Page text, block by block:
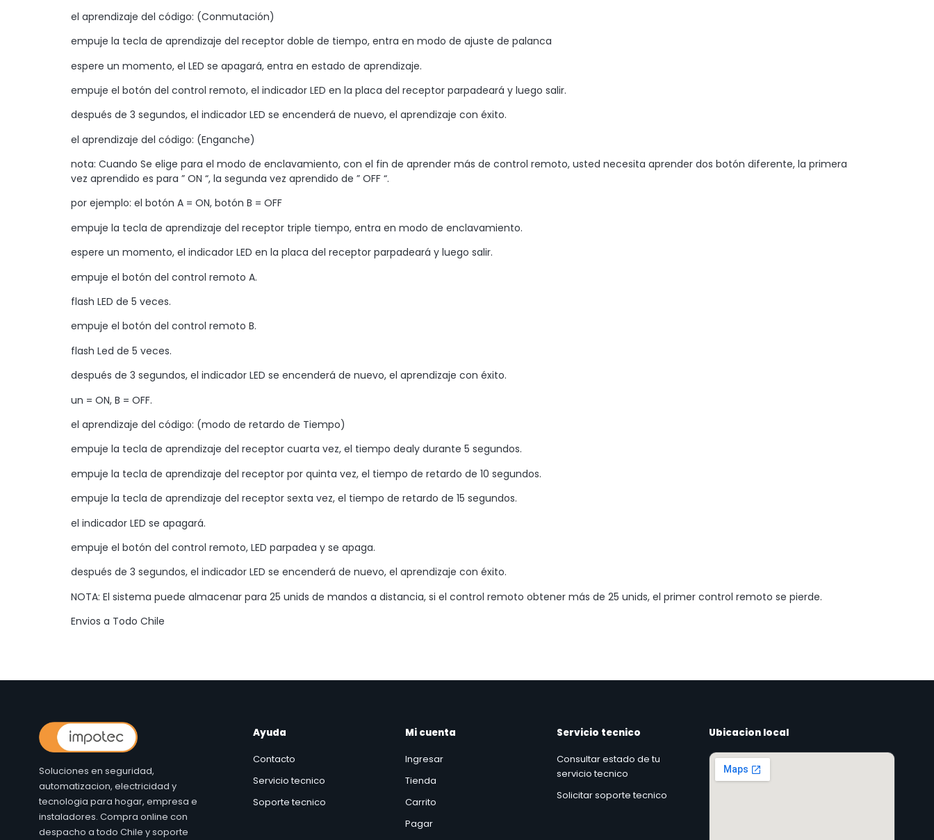
el aprendizaje del código: (Conmutación)
empuje la tecla de aprendizaje del receptor doble de tiempo, entra en modo de ajuste de palanca
espere un momento, el LED se apagará, entra en estado de aprendizaje.
empuje el botón del control remoto, el indicador LED en la placa del receptor parpadeará y luego salir.
después de 3 segundos, el indicador LED se encenderá de nuevo, el aprendizaje con éxito.
el aprendizaje del código: (Enganche)
nota: Cuando Se elige para el modo de enclavamiento, con el fin de aprender más de control remoto, usted necesita aprender dos botón diferente, la primera
vez aprendido es para ” ON “, la segunda vez aprendido de ” OFF “.
por ejemplo: el botón A = ON, botón B = OFF
empuje la tecla de aprendizaje del receptor triple tiempo, entra en modo de enclavamiento.
espere un momento, el indicador LED en la placa del receptor parpadeará y luego salir.
empuje el botón del control remoto A.
flash LED de 5 veces.
empuje el botón del control remoto B.
flash Led de 5 veces.
después de 3 segundos, el indicador LED se encenderá de nuevo, el aprendizaje con éxito.
un = ON, B = OFF.
el aprendizaje del código: (modo de retardo de Tiempo)
empuje la tecla de aprendizaje del receptor cuarta vez, el tiempo dealy durante 5 segundos.
empuje la tecla de aprendizaje del receptor por quinta vez, el tiempo de retardo de 10 segundos.
empuje la tecla de aprendizaje del receptor sexta vez, el tiempo de retardo de 15 segundos.
el indicador LED se apagará.
empuje el botón del control remoto, LED parpadea y se apaga.
después de 3 segundos, el indicador LED se encenderá de nuevo, el aprendizaje con éxito.
NOTA: El sistema puede almacenar para 25 unids de mandos a distancia, si el control remoto obtener más de 25 unids, el primer control remoto se pierde.
Envios a Todo Chile
Soluciones en seguridad,
automatizacion, electricidad y
tecnologia para hogar, empresa e
instaladores. Compra online con
despacho a todo Chile y soporte
Ayuda
Contacto
Servicio tecnico
Soporte tecnico
Mi cuenta
Ingresar
Tienda
Carrito
Pagar
Servicio tecnico
Consultar estado de tu
servicio tecnico
Solicitar soporte tecnico
Ubicacion local